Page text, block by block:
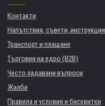
Контакти
Напътствия, съвети, инструкции
Транспорт и плащане
Търговия на едро (B2B)
Често задавани въпроси
Жалби
Правила и условия и бисквитки